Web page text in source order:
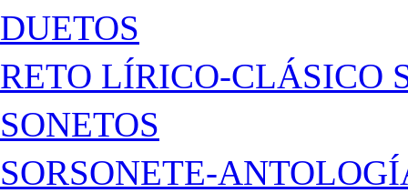
DUETOS
RETO LÍRICO-CLÁSICO
SONETOS
SORSONETE-